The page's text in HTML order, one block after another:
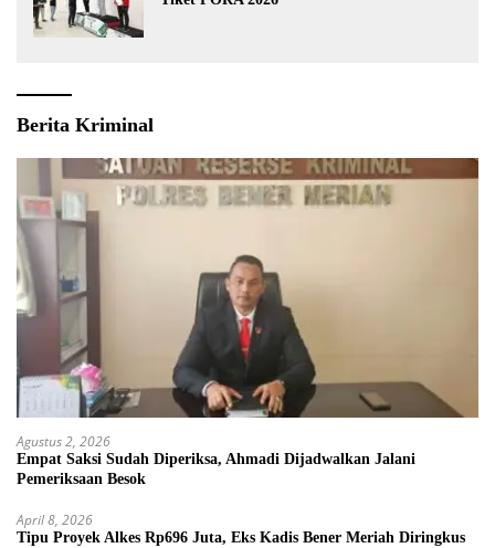
Berita Kriminal
Agustus 2, 2026
Empat Saksi Sudah Diperiksa, Ahmadi Dijadwalkan Jalani
Pemeriksaan Besok
April 8, 2026
Tipu Proyek Alkes Rp696 Juta, Eks Kadis Bener Meriah Diringkus